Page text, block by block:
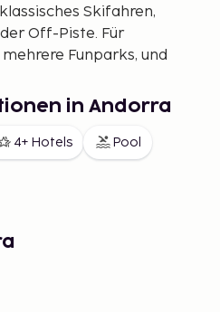
Skifahren,
Off-Piste. Für
Funparks, und
Anfänger können Skikurse
nehmen, die Ihnen helfen,
Neben Grandvalira
Skigebiet in Andorra
stehen zahlreiche andere
in Andorra
4+ Hotels Pool